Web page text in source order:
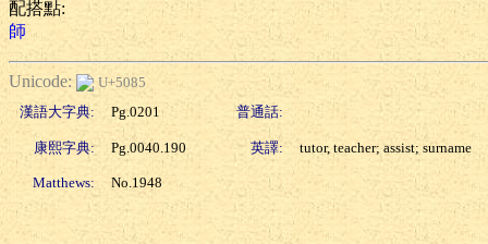
配搭點:
師
Unicode:
U+5085
漢語大字典:
Pg.0201 普通話:
康熙字典: Pg.0040.190 英譯: tutor, teacher; assist; surname
Matthews: No.1948